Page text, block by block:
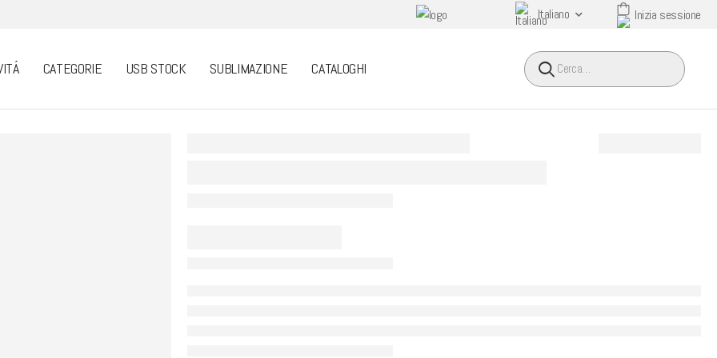
Italiano Inizia sessione
CATEGORIE USB STOCK SUBLIMAZIONE CATALOGHI HEADER SEARCH